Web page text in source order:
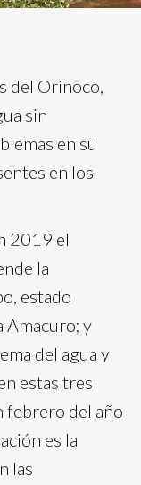
del Orinoco,
sin
en su
en los
2019 el
la
estado
Amacuro; y
del agua y
estas tres
febrero del año
es la
las